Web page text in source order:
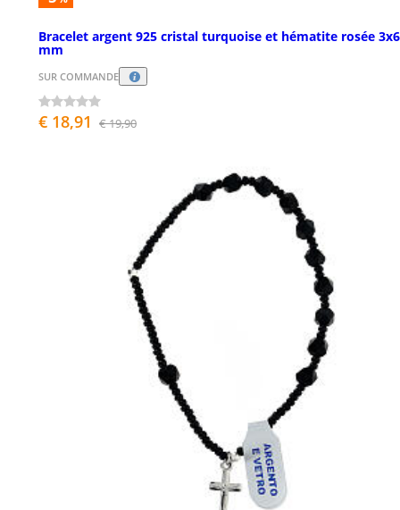
Bracelet argent 925 cristal turquoise et hématite rosée 3x6
mm
SUR COMMANDE
€ 18,91 € 19,90